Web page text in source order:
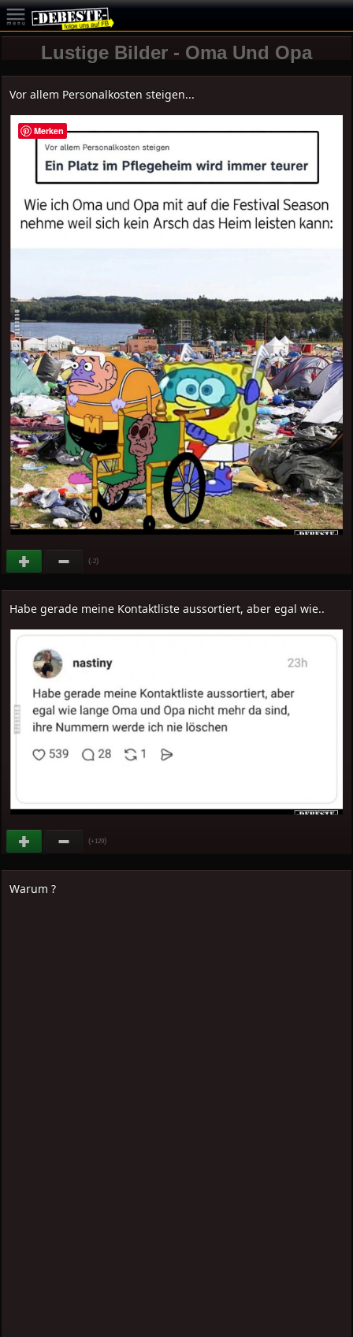
Lustige Bilder - Oma Und Opa
Vor allem Personalkosten steigen...
(-2)
Habe gerade meine Kontaktliste aussortiert, aber egal wie..
(+129)
Warum ?
Merken